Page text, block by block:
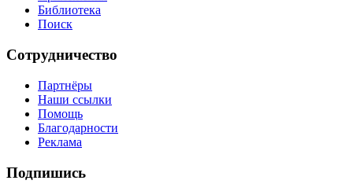
Библиотека
Поиск
Сотрудничество
Партнёры
Наши ссылки
Помощь
Благодарности
Реклама
Подпишись